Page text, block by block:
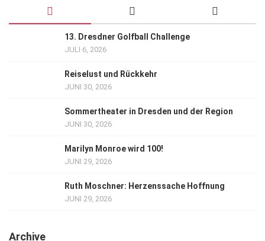
13. Dresdner Golfball Challenge
JULI 6, 2026
Reiselust und Rückkehr
JUNI 30, 2026
Sommertheater in Dresden und der Region
JUNI 30, 2026
Marilyn Monroe wird 100!
JUNI 29, 2026
Ruth Moschner: Herzenssache Hoffnung
JUNI 29, 2026
Archive